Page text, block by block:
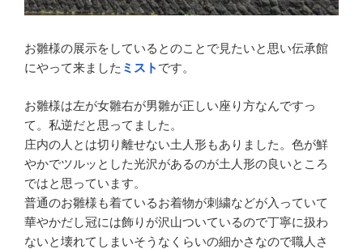
お雛様の展示をしているとのことで見たいと思い伝承館
にやって来ました ミスト です。
お雛様は左が女雛右が男雛が正しい座り方なんですっ
て。私逆だと思ってました。
庄内の人とは切り離せない土人形もありました。色が鮮
やかでツルッとした光沢があるのが土人形の良いところ
ではと思っています。
普通のお雛様も着ているお着物が刺繍などが入っていて
華やかだし冠には飾りが沢山ついているので丁寧に扱わ
ないと壊れてしまいそうなくらいの細かさなので職人さ